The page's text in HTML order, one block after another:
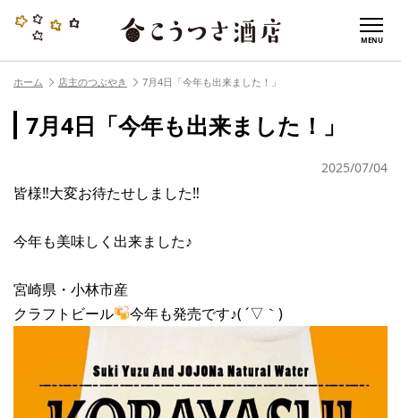
MENU
ホーム 店主のつぶやき 7月4日「今年も出来ました！」
7月4日「今年も出来ました！」
2025/07/04
皆様‼︎大変お待たせしました‼︎
今年も美味しく出来ました♪
宮崎県・小林市産
クラフトビール
今年も発売です♪( ´▽｀)